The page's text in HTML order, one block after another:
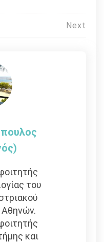
Next
του
Αθηνών.
και